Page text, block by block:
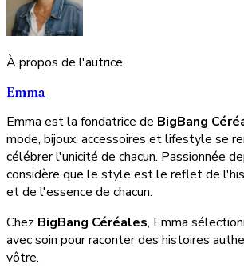
À propos de l'autrice
Emma
Emma est la fondatrice de BigBang
mode, bijoux, accessoires et lifestyle se
célébrer l'unicité de chacun. Passionnée
considère que le style est le reflet de
et de l'essence de chacun.
Chez BigBang Céréales, Emma
avec soin pour raconter des histoires
vôtre.